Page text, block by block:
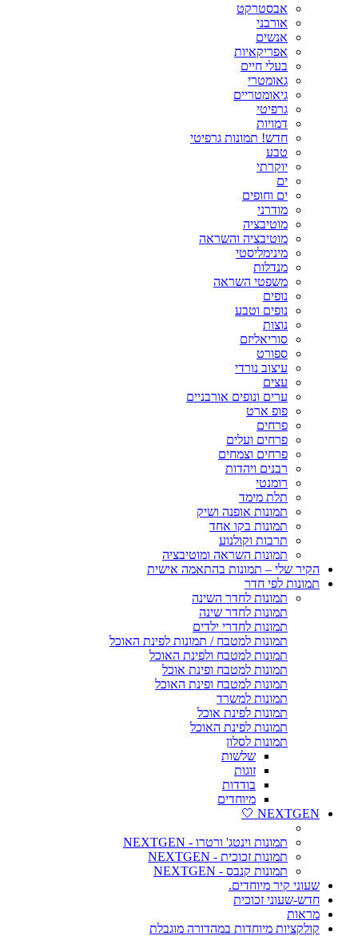
אבסטרקט
אורבני
אנשים
אפריקאיות
בעלי חיים
גאומטרי
גיאומטריים
גרפיטי
דמויות
חדש! תמונות גרפיטי
טבע
יוקרתי
ים
ים וחופים
מודרני
מוטיבציה
מוטיבציה והשראה
מינימליסטי
מנדלות
משפטי השראה
נופים
נופים וטבע
נוצות
סוריאליזם
ספורט
עיצוב נורדי
עצים
ערים ונופים אורבניים
פופ ארט
פרחים
פרחים ועלים
פרחים וצמחים
רבנים ויהדות
רומנטי
תלת מימד
תמונות אופנה ושיק
תמונות בקו אחד
תרבות וקולנוע
תמונות השראה ומוטיבציה
הקיר שלי – תמונות בהתאמה אישית
תמונות לפי חדר
תמונות לחדר השינה
תמונות לחדר שינה
תמונות לחדרי ילדים
תמונות למטבח / תמונות לפינת האוכל
תמונות למטבח ולפינת האוכל
תמונות למטבח ופינת אוכל
תמונות למטבח ופינת האוכל
תמונות למשרד
תמונות לפינת אוכל
תמונות לפינת האוכל
תמונות לסלון
שלשות
זוגות
בודדות
מיוחדים
NEXTGEN 🤍
תמונות וינטג' ורטרו - NEXTGEN
תמונות זכוכית - NEXTGEN
תמונות קנבס - NEXTGEN
שעוני קיר מיוחדים.
חדש-שעוני זכוכית
מראות
קולקציות מיוחדות במהדורה מוגבלת